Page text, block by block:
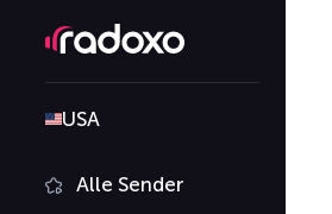
USA
Alle Sender